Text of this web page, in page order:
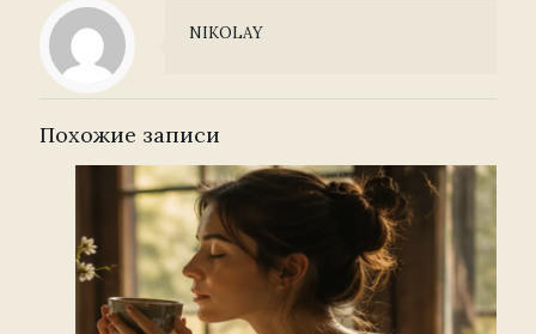
NIKOLAY
Похожие записи